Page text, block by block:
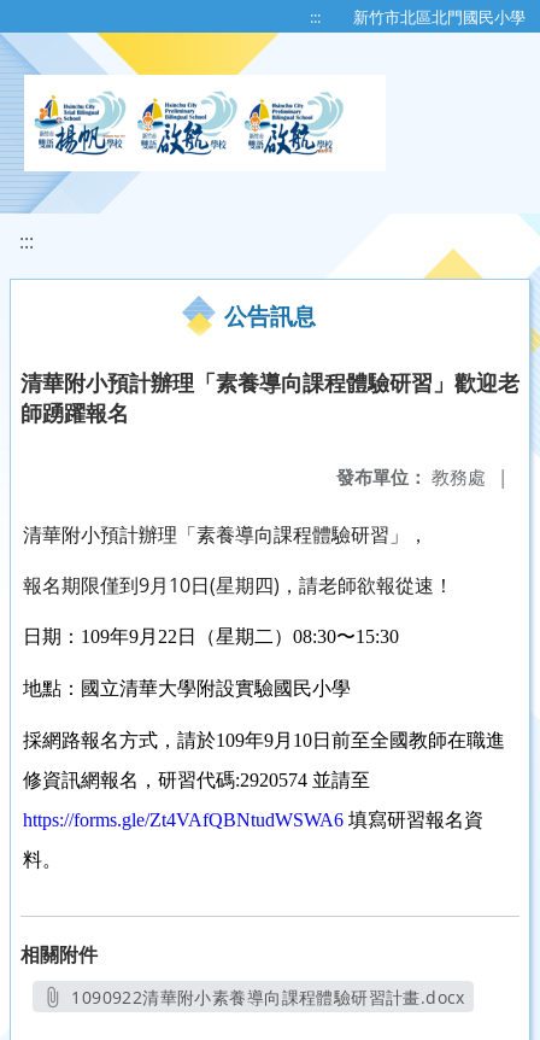
::: 新竹市北區北門國民小學
:::
公告訊息
清華附小預計辦理「素養導向課程體驗研習」歡迎老
師踴躍報名
發布單位： 教務處 |
清華附小預計辦理「素養導向課程體驗研習」，
報名期限僅到9月10日(星期四)，請老師欲報從速！
日期： 109年9月 22 日（星期二） 08:30〜15:30
地點：國立清華大學附設實驗國民小學
採網路報名方式，請於109年9月 10日前至全國教師在職進
修資訊網報名，研習代碼:2920574 並請至
https://forms.gle/Zt4VAfQBNtudWSWA6 填寫研習報名資
料。
相關附件
1090922清華附小素養導向課程體驗研習計畫.docx